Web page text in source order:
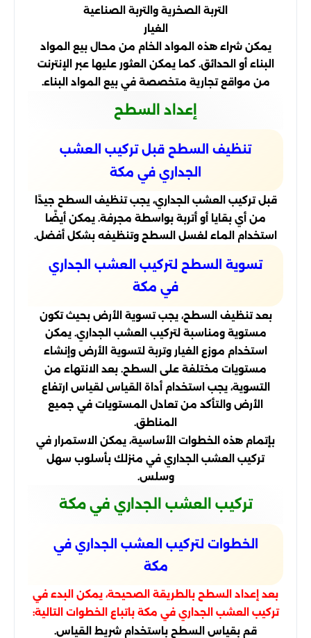
التربة الصخرية والتربة الصناعية
الغيار
يمكن شراء هذه المواد الخام من محال بيع المواد
البناء أو الحدائق. كما يمكن العثور عليها عبر الإنترنت
من مواقع تجارية متخصصة في بيع المواد البناء.
إعداد السطح
تنظيف السطح قبل تركيب العشب
الجداري في مكة
قبل تركيب العشب الجداري، يجب تنظيف السطح جيدًا
من أي بقايا أو أتربة بواسطة مجرفة. يمكن أيضًا
استخدام الماء لغسل السطح وتنظيفه بشكل أفضل.
تسوية السطح لتركيب العشب الجداري
في مكة
بعد تنظيف السطح، يجب تسوية الأرض بحيث تكون
مستوية ومناسبة لتركيب العشب الجداري. يمكن
استخدام موزع الغيار وتربة لتسوية الأرض وإنشاء
مستويات مختلفة على السطح. بعد الانتهاء من
التسوية، يجب استخدام أداة القياس لقياس ارتفاع
الأرض والتأكد من تعادل المستويات في جميع
المناطق.
بإتمام هذه الخطوات الأساسية، يمكن الاستمرار في
تركيب العشب الجداري في منزلك بأسلوب سهل
وسلس.
تركيب العشب الجداري في مكة
الخطوات لتركيب العشب الجداري في
مكة
بعد إعداد السطح بالطريقة الصحيحة، يمكن البدء في
تركيب العشب الجداري في مكة باتباع الخطوات التالية:
قم بقياس السطح باستخدام شريط القياس.